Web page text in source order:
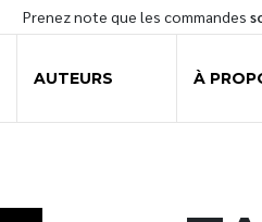
Prenez note que les commandes
AUTEURS À